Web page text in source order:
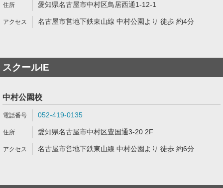
愛知県名古屋市中村区鳥居西通1-12-1
名古屋市営地下鉄東山線 中村公園より 徒歩 約4分
スクールIE
中村公園校
052-419-0135
愛知県名古屋市中村区豊国通3-20 2F
名古屋市営地下鉄東山線 中村公園より 徒歩 約6分